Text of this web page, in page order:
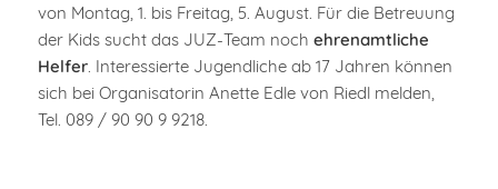
von Montag, 1. bis Freitag, 5. August. Für die Betreuung
der Kids sucht das JUZ-Team noch ehrenamtliche
Helfer. Interessierte Jugendliche ab 17 Jahren können
sich bei Organisatorin Anette Edle von Riedl melden,
Tel. 089 / 90 90 9 9218.